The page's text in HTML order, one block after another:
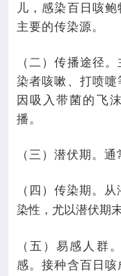
儿，感染百日咳
主要的传染源。
（二）传播途径
染者咳嗽、打喷
因吸入带菌的飞
播。
（三）潜伏期。通
（四）传染期。
染性，尤以潜伏期
（五）易感人群
感。接种含百日